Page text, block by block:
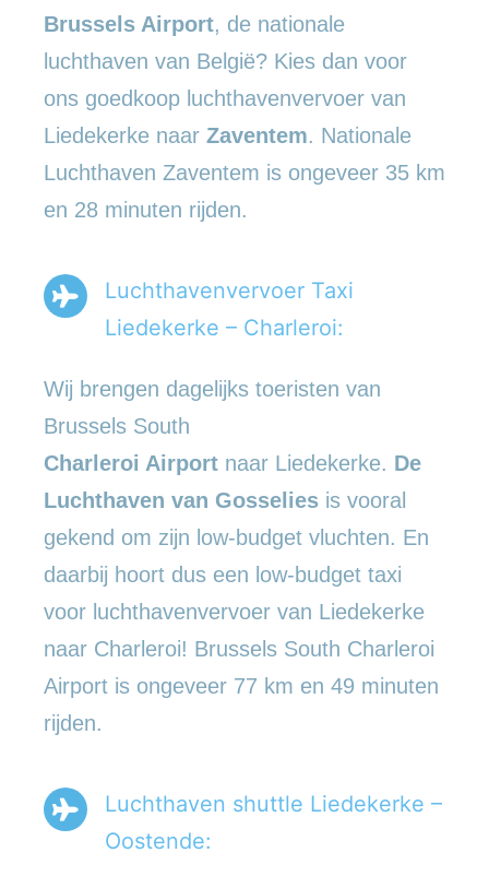
Brussels Airport, de nationale
luchthaven van België? Kies dan voor
ons goedkoop luchthavenvervoer van
Liedekerke naar Zaventem. Nationale
Luchthaven Zaventem is ongeveer 35 km
en 28 minuten rijden.
Luchthavenvervoer Taxi
Liedekerke – Charleroi:
Wij brengen dagelijks toeristen van
Brussels South
Charleroi Airport naar Liedekerke. De
Luchthaven van Gosselies is vooral
gekend om zijn low-budget vluchten. En
daarbij hoort dus een low-budget taxi
voor luchthavenvervoer van Liedekerke
naar Charleroi! Brussels South Charleroi
Airport is ongeveer 77 km en 49 minuten
rijden.
Luchthaven shuttle Liedekerke –
Oostende: